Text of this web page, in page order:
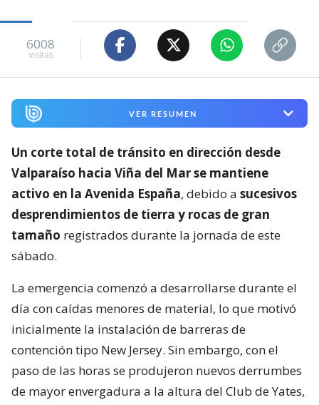
6008
visitas
VER RESUMEN
Un corte total de tránsito en dirección desde
Valparaíso hacia Viña del Mar se mantiene
activo en la Avenida España, debido a sucesivos
desprendimientos de tierra y rocas de gran
tamaño registrados durante la jornada de este
sábado.
La emergencia comenzó a desarrollarse durante el
día con caídas menores de material, lo que motivó
inicialmente la instalación de barreras de
contención tipo New Jersey. Sin embargo, con el
paso de las horas se produjeron nuevos derrumbes
de mayor envergadura a la altura del Club de Yates,